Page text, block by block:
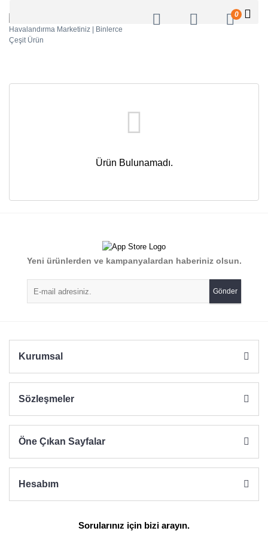
0
Ürün Bulunamadı.
Yeni ürünlerden ve kampanyalardan haberiniz olsun.
Gönder
Kurumsal
Sözleşmeler
Öne Çıkan Sayfalar
Hesabım
Sorularınız için bizi arayın.